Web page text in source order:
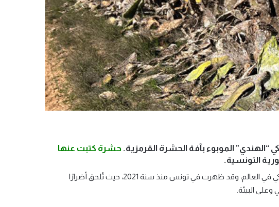
الموبوء بآفة الحشرة القرمزية. حشرة كتبت عنها
التونسية.
تُعدّ الحشرة القرمزية (Dactylopius opuntiae) من أخطر الآفات التي تواجه نبات التين الشوكي في العالم، وقد ظهرت في تونس منذ سنة 2021، حيث تُلحق أضرارًا
البيئة.